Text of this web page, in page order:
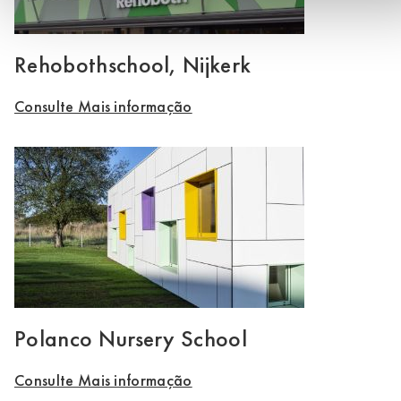
Rehobothschool, Nijkerk
Consulte Mais informação
Polanco Nursery School
Consulte Mais informação